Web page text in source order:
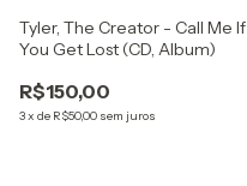
Tyler, The Creator - Call Me If
You Get Lost (CD, Album)
R$150,00
3x de R$50,00 sem juros